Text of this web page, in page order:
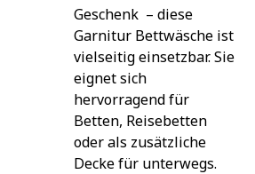
Geschenk  – diese
Garnitur Bettwäsche ist
vielseitig einsetzbar. Sie
eignet sich
hervorragend für
Betten, Reisebetten
oder als zusätzliche
Decke für unterwegs.